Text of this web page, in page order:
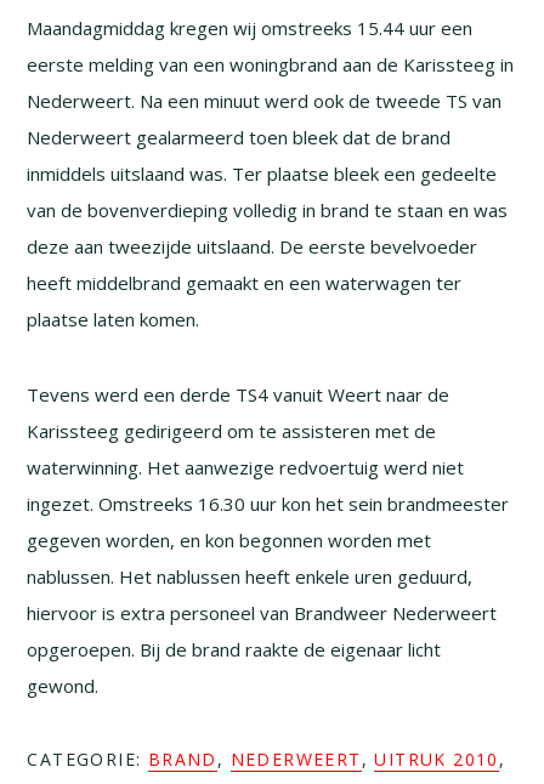
Maandagmiddag kregen wij omstreeks 15.44 uur een
eerste melding van een woningbrand aan de Karissteeg in
Nederweert. Na een minuut werd ook de tweede TS van
Nederweert gealarmeerd toen bleek dat de brand
inmiddels uitslaand was. Ter plaatse bleek een gedeelte
van de bovenverdieping volledig in brand te staan en was
deze aan tweezijde uitslaand. De eerste bevelvoeder
heeft middelbrand gemaakt en een waterwagen ter
plaatse laten komen.
Tevens werd een derde TS4 vanuit Weert naar de
Karissteeg gedirigeerd om te assisteren met de
waterwinning. Het aanwezige redvoertuig werd niet
ingezet. Omstreeks 16.30 uur kon het sein brandmeester
gegeven worden, en kon begonnen worden met
nablussen. Het nablussen heeft enkele uren geduurd,
hiervoor is extra personeel van Brandweer Nederweert
opgeroepen. Bij de brand raakte de eigenaar licht
gewond.
CATEGORIE: BRAND , NEDERWEERT ,UITRUK 2010 ,